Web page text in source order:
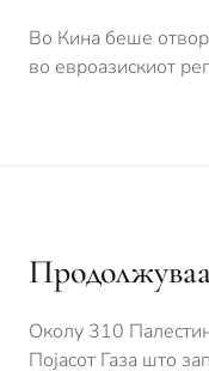
Во Кина беше
во евроазискиот
Околу 310
Појасот Газа што